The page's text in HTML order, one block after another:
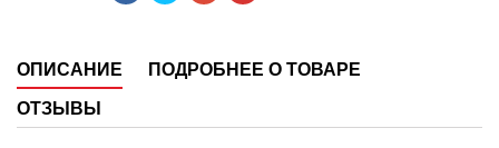
ОПИСАНИЕ
ПОДРОБНЕЕ О ТОВАРЕ
ОТЗЫВЫ